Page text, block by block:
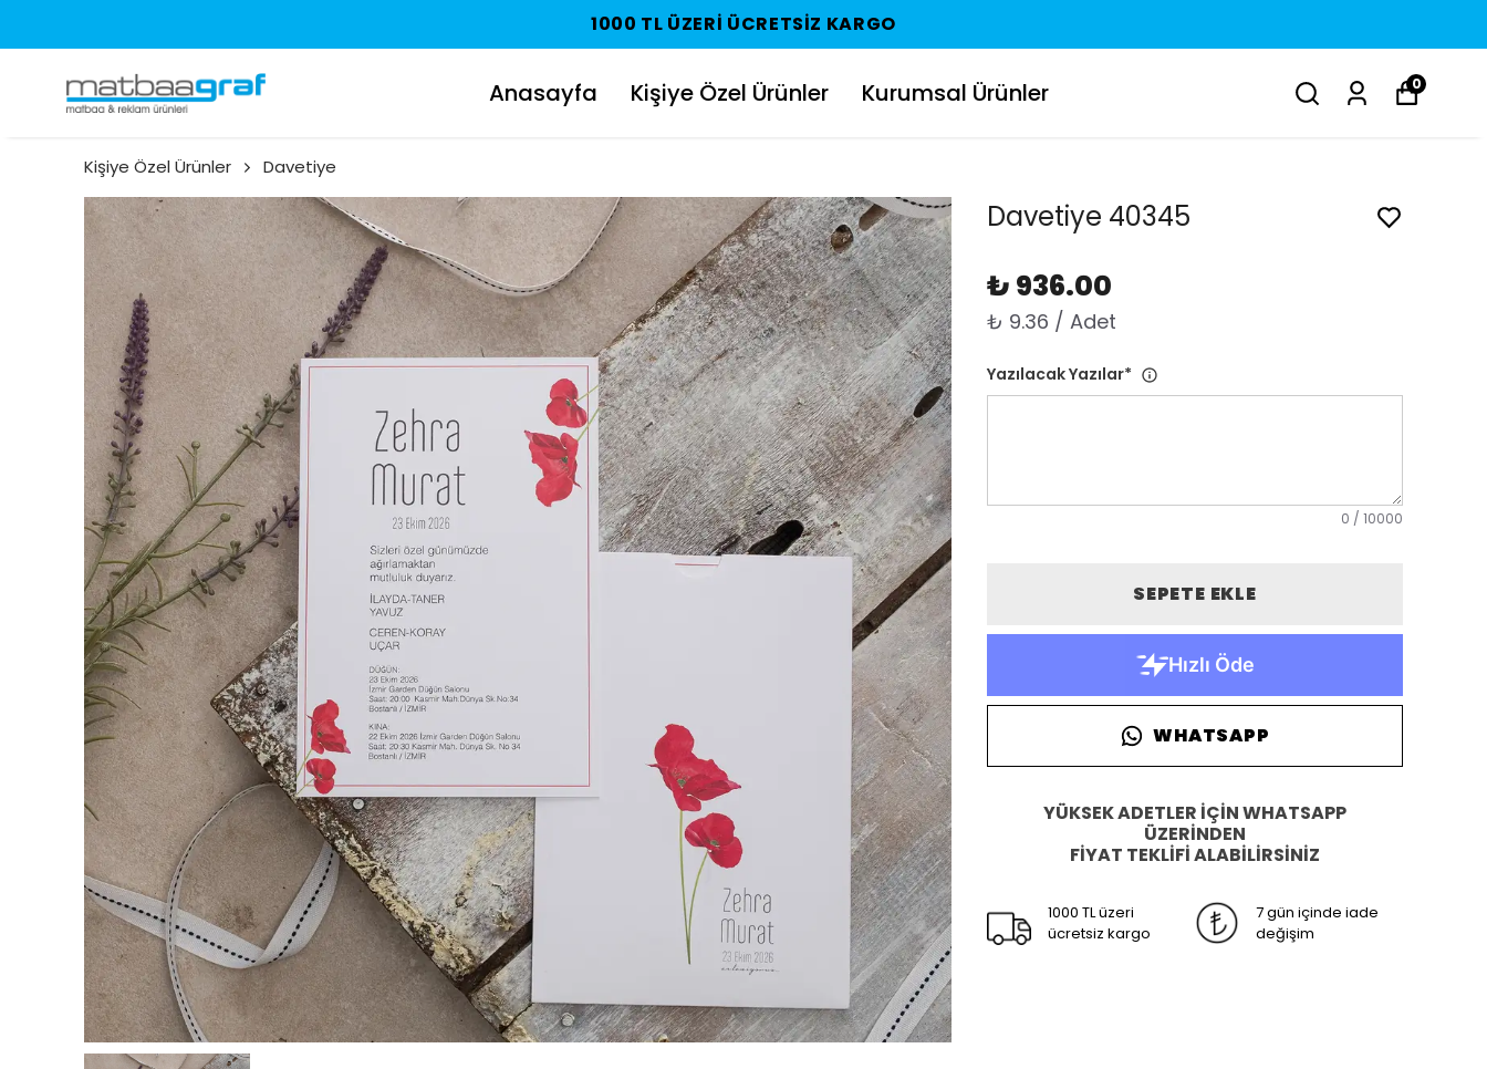
1000 TL ÜZERI ÜCRETSIZ KARGO
Anasayfa Kişiye Özel Ürünler Kurumsal Ürünler 0
Kişiye Özel Ürünler Davetiye
Davetiye 40345
₺ 936.00
₺ 9.36 / Adet
Yazılacak Yazılar*
0 / 10000
SEPETE EKLE
WHATSAPP
YÜKSEK ADETLER İÇİN WHATSAPP
ÜZERİNDEN
FİYAT TEKLİFİ ALABİLİRSİNİZ
1000 TL üzeri
ücretsiz kargo
7 gün içinde iade
değişim